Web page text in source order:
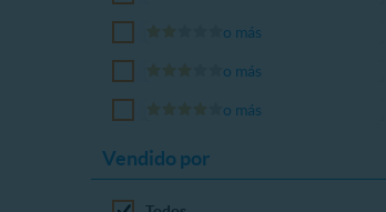
o más
o más
o más
Vendido por